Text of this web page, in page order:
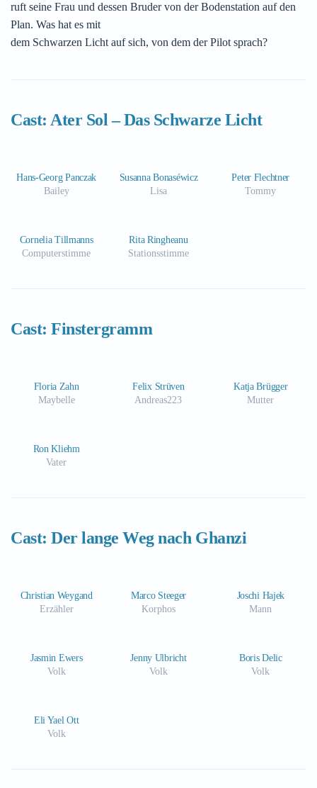
ruft seine Frau und dessen Bruder von der Bodenstation auf den
Plan. Was hat es mit
dem Schwarzen Licht auf sich, von dem der Pilot sprach?
Cast: Ater Sol – Das Schwarze Licht
Hans-Georg Panczak
Bailey
Susanna Bonaséwicz
Lisa
Peter Flechtner
Tommy
Cornelia Tillmanns
Computerstimme
Rita Ringheanu
Stationsstimme
Cast: Finstergramm
Floria Zahn
Maybelle
Felix Strüven
Andreas223
Katja Brügger
Mutter
Ron Kliehm
Vater
Cast: Der lange Weg nach Ghanzi
Christian Weygand
Erzähler
Marco Steeger
Korphos
Joschi Hajek
Mann
Jasmin Ewers
Volk
Jenny Ulbricht
Volk
Boris Delic
Volk
Eli Yael Ott
Volk